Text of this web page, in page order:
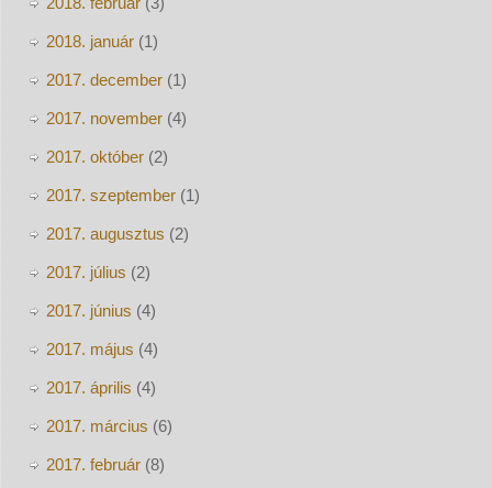
2018. január(1)
2017. december(1)
2017. november(4)
2017. október(2)
2017. szeptember(1)
2017. augusztus (2)
2017. július (2)
2017. június (4)
2017. május (4)
2017. április (4)
2017. március (6)
2017. február(8)